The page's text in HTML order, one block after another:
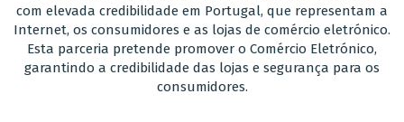
com elevada credibilidade em Portugal, que representam a
Internet, os consumidores e as lojas de comércio eletrónico.
Esta parceria pretende promover o Comércio Eletrónico,
garantindo a credibilidade das lojas e segurança para os
consumidores.